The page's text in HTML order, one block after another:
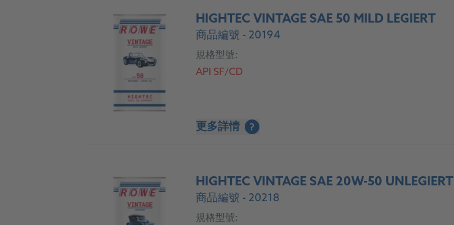
HIGHTEC VINTAGE SAE 50 MILD LEGIERT
商品編號 - 20194
規格型號:
API SF/CD
更多詳情 ?
HIGHTEC VINTAGE SAE 20W-50 UNLEGIERT
商品編號 - 20218
規格型號: